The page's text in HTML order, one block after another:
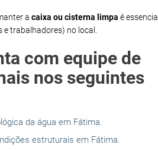
a caixa ou cisterna limpa é
trabalhadores) no local.
com equipe de
nos seguintes
da água em Fátima.
estruturais em Fátima.